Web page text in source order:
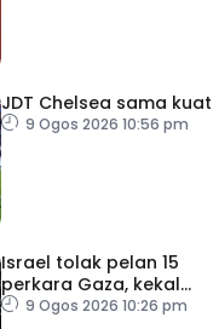
JDT Chelsea sama kuat
9 Ogos 2026 10:56 pm
Israel tolak pelan 15
perkara Gaza, kekal
desak Hamas lucut
9 Ogos 2026 10:26 pm